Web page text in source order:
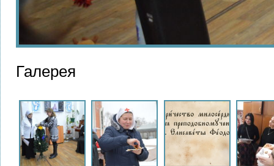
Галерея